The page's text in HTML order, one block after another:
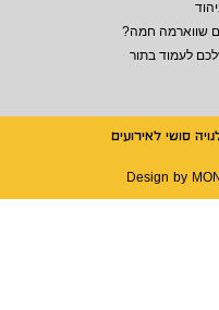
חמה?
לעמוד בתור
Design by